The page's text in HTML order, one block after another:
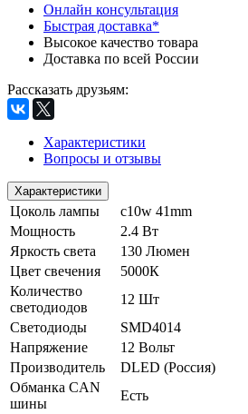
Онлайн консультация
Быстрая доставка*
Высокое качество товара
Доставка по всей России
Рассказать друзьям:
Характеристики
Вопросы и отзывы
Характеристики
Цоколь лампы
c10w 41mm
Мощность
2.4 Вт
Яркость света
130 Люмен
Цвет свечения
5000К
Количество
светодиодов
12 Шт
Светодиоды
SMD4014
Напряжение
12 Вольт
Производитель
DLED (Россия)
Обманка CAN
шины
Есть